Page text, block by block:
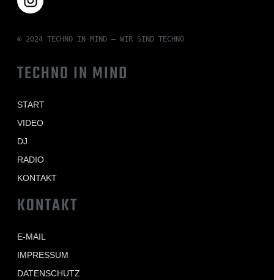
© 2024 TECHNO IN MIND – WIR SIND TECHNO
TECHNO IN MIND
START
VIDEO
DJ
RADIO
KONTAKT
KONTAKT
E-MAIL
IMPRESSUM
DATENSCHUTZ